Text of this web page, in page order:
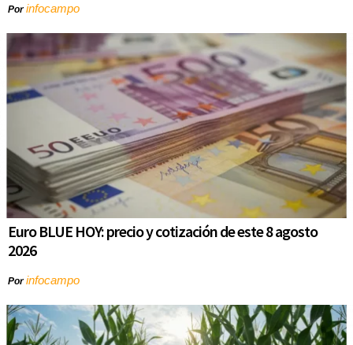
Porinfocampo
Euro BLUE HOY: precio y cotización de este 8 agosto
2026
Porinfocampo